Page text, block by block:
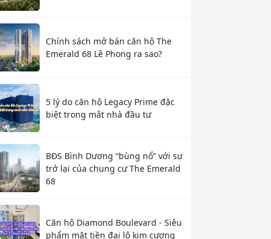
Chính sách mở bán căn hộ The
Emerald 68 Lê Phong ra sao?
5 lý do căn hộ Legacy Prime đặc
biệt trong mắt nhà đầu tư
BĐS Bình Dương “bùng nổ” với sự
trở lại của chung cư The Emerald
68
Căn hộ Diamond Boulevard - Siêu
phẩm mặt tiền đại lộ kim cương